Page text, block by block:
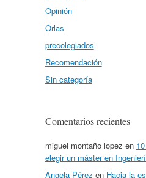
Opinión
Orlas
precolegiados
Recomendación
Sin categoría
Comentarios recientes
miguel montaño lopez en
elegir un máster en
Angela Pérez en Hacia la